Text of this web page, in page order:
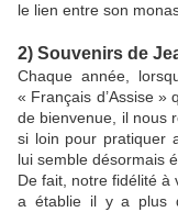
le lien entre son
2) Souvenirs de
Chaque année,
« Français d’Assise »
de bienvenue, il nous
si loin pour pratiquer
lui semble désormais
De fait, notre fidélité à
a établie il y a plus